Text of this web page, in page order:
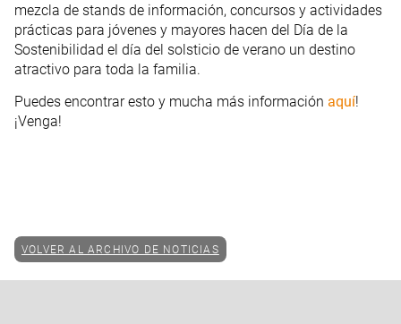
mezcla de stands de información, concursos y actividades
prácticas para jóvenes y mayores hacen del Día de la
Sostenibilidad el día del solsticio de verano un destino
atractivo para toda la familia.
Puedes encontrar esto y mucha más información aquí!
¡Venga!
VOLVER AL ARCHIVO DE NOTICIAS